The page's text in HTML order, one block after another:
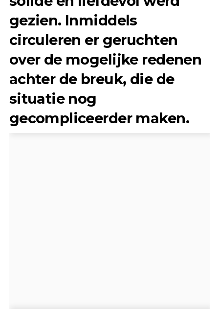
gezien. Inmiddels
circuleren er geruchten
over de mogelijke redenen
achter de breuk, die de
situatie nog
gecompliceerder maken.